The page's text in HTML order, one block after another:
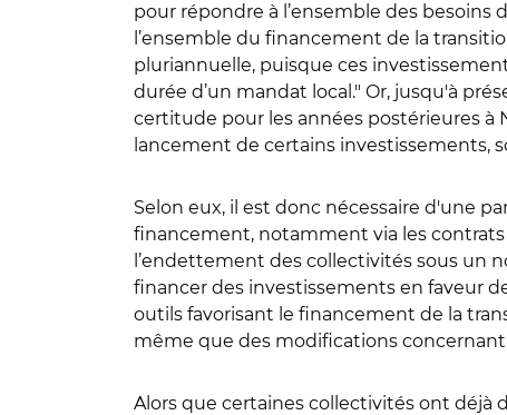
pour répondre à l’ensemble des besoins
l’ensemble du financement de la
pluriannuelle, puisque ces
durée d’un mandat local." Or, jusqu'à
certitude pour les années postérieures à
lancement de certains investissements,
Selon eux, il est donc nécessaire d'une
financement, notamment via les contrats
l’endettement des collectivités sous un
financer des investissements en faveur
outils favorisant le financement de la
même que des modifications
Alors que certaines collectivités ont déjà